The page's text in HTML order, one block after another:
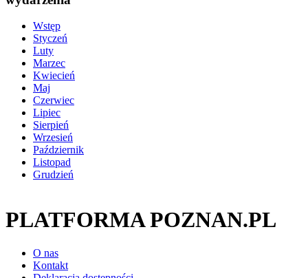
Wstęp
Styczeń
Luty
Marzec
Kwiecień
Maj
Czerwiec
Lipiec
Sierpień
Wrzesień
Październik
Listopad
Grudzień
PLATFORMA POZNAN.PL
O nas
Kontakt